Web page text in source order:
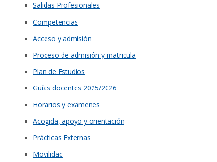
Salidas Profesionales
Competencias
Acceso y admisión
Proceso de admisión y matricula
Plan de Estudios
Guías docentes 2025/2026
Horarios y exámenes
Acogida, apoyo y orientación
Prácticas Externas
Movilidad